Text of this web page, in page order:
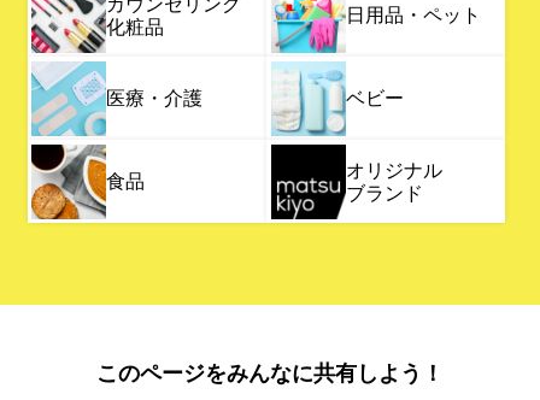
化粧品
日用品・ペット
医療・介護 ベビー
食品
オリジナル
ブランド
このページをみんなに共有しよう！